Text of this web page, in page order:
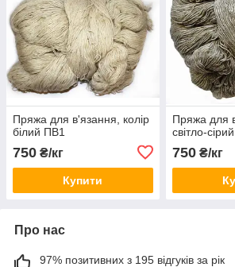
Пряжа для в'язання, колір
білий ПВ1
750 ₴/кг
Купити
Пряжа для
світло-
750₴/кг
Про нас
97% позитивних з 195 відгуків за рік